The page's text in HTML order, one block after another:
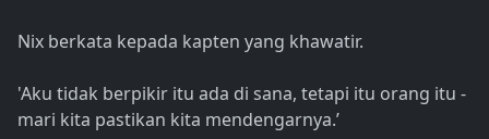
Nix berkata kepada kapten yang khawatir.
'Aku tidak berpikir itu ada di sana, tetapi itu orang itu -
mari kita pastikan kita mendengarnya.’